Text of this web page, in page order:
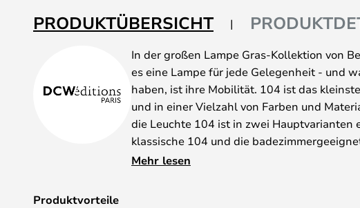
PRODUKTÜBERSICHT
In der großen Lampe Gras-Kollektion von
es eine Lampe für jede Gelegenheit - und
haben, ist ihre Mobilität. 104 ist das
und in einer Vielzahl von Farben und
die Leuchte 104 ist in zwei Hauptvarianten
klassische 104 und die
eine IP-Schutzklasse von 44 aufweist.
Mehr lesen
Produktvorteile